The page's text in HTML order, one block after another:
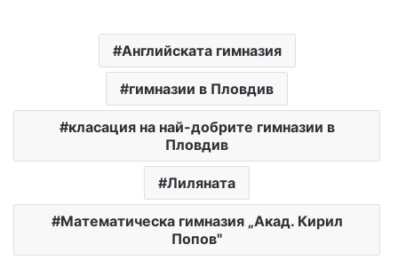
Английската гимназия
гимназии в Пловдив
класация на най-добрите гимназии в
Пловдив
Лиляната
Математическа гимназия „Акад. Кирил
Попов"